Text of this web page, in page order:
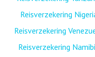
Reisverzekering
Reisverzekering
Reisverzekering